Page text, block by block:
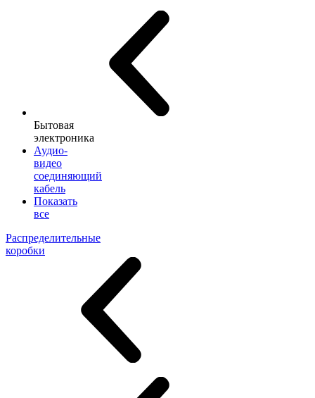
Бытовая
электроника
Аудио-
видео
соединяющий
кабель
Показать
все
Распределительные
коробки